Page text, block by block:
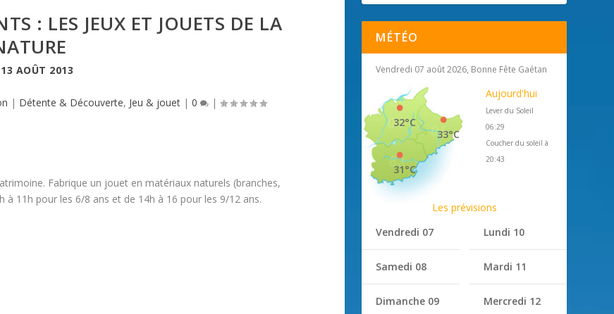
: LES JEUX ET JOUETS DE LA
13 AOÛT 2013
| Détente & Découverte, Jeu & jouet |0 |
Fabrique un jouet en matériaux naturels (branches,
à 11h pour les 6/8 ans et de 14h à 16 pour les 9/12 ans.
MÉTÉO
Vendredi 07 août 2026, Bonne Fête Gaétan
33°C
32°C
31°C
Aujourd'hui
Lever du Soleil
06:29
Coucher du soleil à
20:43
Les prévisions
Vendredi 07
Samedi 08
Dimanche 09
Lundi 10
Mardi 11
Mercredi 12